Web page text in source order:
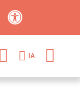
IA